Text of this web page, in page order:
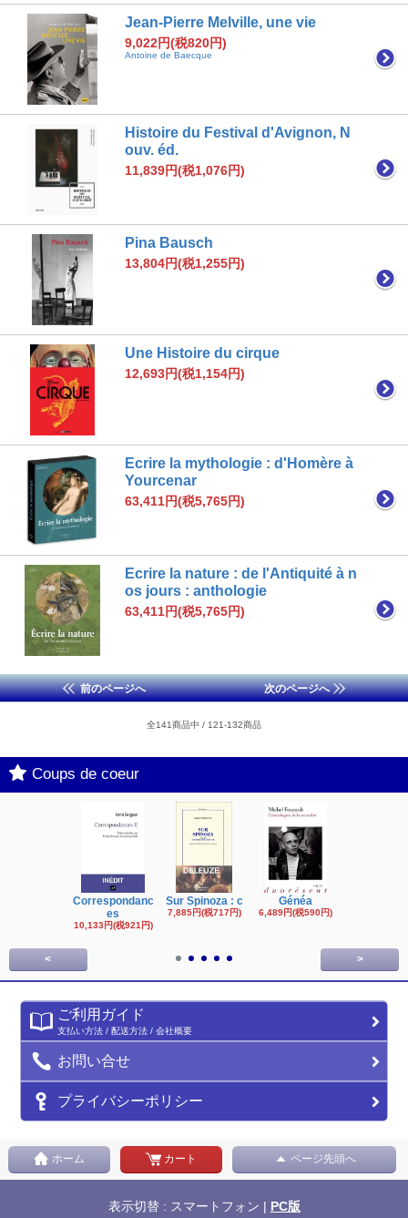
Jean-Pierre Melville, une vie
9,022円(税820円)
Antoine de Baecque
Histoire du Festival d'Avignon, N
ouv. éd.
11,839円(税1,076円)
Pina Bausch
13,804円(税1,255円)
Une Histoire du cirque
12,693円(税1,154円)
Ecrire la mythologie : d'Homère à
Yourcenar
63,411円(税5,765円)
Ecrire la nature : de l'Antiquité à n
os jours : anthologie
63,411円(税5,765円)
前のページへ 次のページへ
全141商品中 / 121-132商品
Coups de coeur
Correspondanc
es
10,133円(税921円)
Sur Spinoza : c
7,885円(税717円)
Généa
6,489円(税590円)
< >
ご利用ガイド
支払い方法 / 配送方法 / 会社概要
お問い合せ
プライバシーポリシー
ホーム カート ページ先頭へ
表示切替 : スマートフォン | PC版